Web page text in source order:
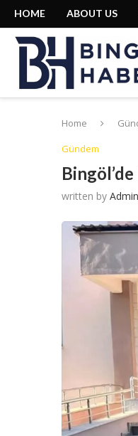
HOME ABOUT US
Home
Gündem
written by Admin